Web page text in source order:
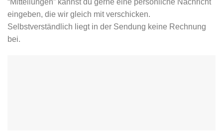
eingeben, die wir gleich mit verschicken.
Selbstverständlich liegt in der Sendung keine Rechnung
bei.